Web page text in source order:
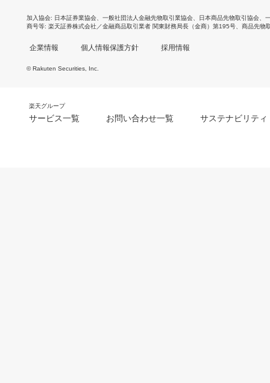
加入協会 日本証券業協会 一般社団法人金融先物取引業協会 日本商品先物取引協会
商号等 楽天証券株式会社／金融商品取引業者 関東財務局長（金商）第195号、商品先物
企業情報 個人情報保護方針 採用情報
© Rakuten Securities, Inc.
楽天グループ
サービス一覧 お問い合わせ一覧 サステナビリティ